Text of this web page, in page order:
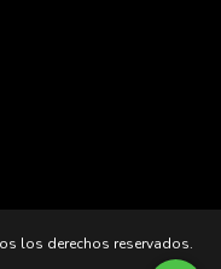
los derechos reservados.